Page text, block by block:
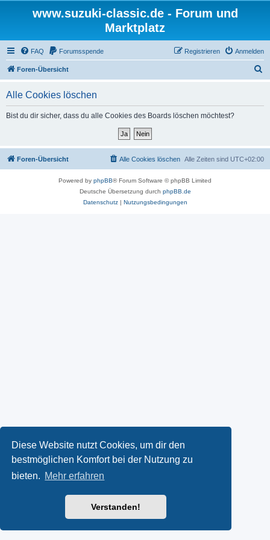
Diese Website nutzt Cookies, um dir den
bestmöglichen Komfort bei der Nutzung zu
bieten. Mehr erfahren
Verstanden!
www.suzuki-classic.de - Forum und
Marktplatz
FAQ Forumsspende Anmelden
Registrieren
Foren-Übersicht
Alle Cookies löschen
Bist du dir sicher, dass du alle Cookies des Boards löschen möchtest?
Foren-Übersicht Alle Zeiten sind UTC+02:00
Alle Cookies löschen
Powered by phpBB® Forum Software © phpBB Limited
Deutsche Übersetzung durch phpBB.de
Datenschutz| Nutzungsbedingungen